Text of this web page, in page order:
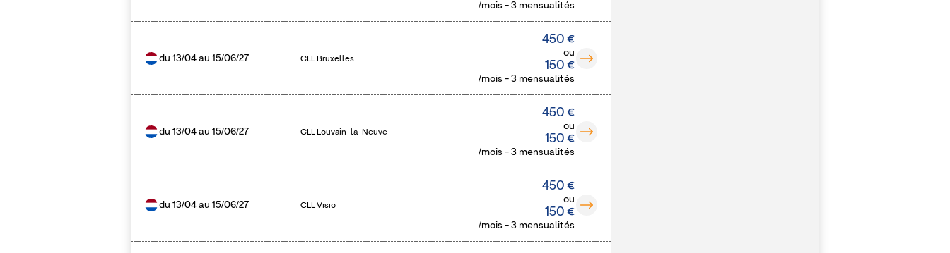
/mois - 3 mensualités
du 13/04au 15/06/27 CLL Bruxelles
450 €
ou
150 €
/mois - 3 mensualités
du 13/04au 15/06/27 CLL Louvain-la-Neuve
450 €
ou
150 €
/mois - 3 mensualités
du 13/04au 15/06/27 CLL Visio
450 €
ou
150 €
/mois - 3 mensualités